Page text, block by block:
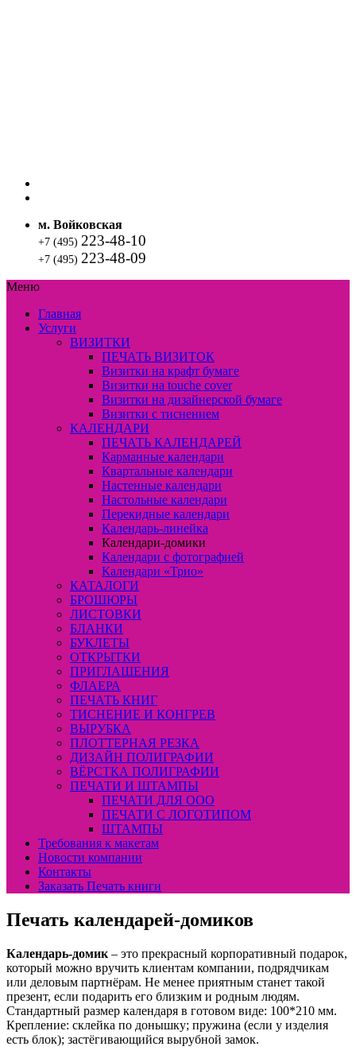
м. Войковская
+7 (495) 223-48-10
+7 (495) 223-48-09
Меню
Главная
Услуги
ВИЗИТКИ
ПЕЧАТЬ ВИЗИТОК
Визитки на крафт бумаге
Визитки на touche cover
Визитки на дизайнерской бумаге
Визитки с тиснением
КАЛЕНДАРИ
ПЕЧАТЬ КАЛЕНДАРЕЙ
Карманные календари
Квартальные календари
Настенные календари
Настольные календари
Перекидные календари
Календарь-линейка
Календари-домики
Календари с фотографией
Календари «Трио»
КАТАЛОГИ
БРОШЮРЫ
ЛИСТОВКИ
БЛАНКИ
БУКЛЕТЫ
ОТКРЫТКИ
ПРИГЛАШЕНИЯ
ФЛАЕРА
ПЕЧАТЬ КНИГ
ТИСНЕНИЕ И КОНГРЕВ
ВЫРУБКА
ПЛОТТЕРНАЯ РЕЗКА
ДИЗАЙН ПОЛИГРАФИИ
ВЁРСТКА ПОЛИГРАФИИ
ПЕЧАТИ И ШТАМПЫ
ПЕЧАТИ ДЛЯ ООО
ПЕЧАТИ С ЛОГОТИПОМ
ШТАМПЫ
Требования к макетам
Новости компании
Контакты
Заказать Печать книги
Печать календарей-домиков
Календарь-домик – это прекрасный корпоративный подарок,
который можно вручить клиентам компании, подрядчикам
или деловым партнёрам. Не менее приятным станет такой
презент, если подарить его близким и родным людям.
Стандартный размер календаря в готовом виде: 100*210 мм.
Крепление: склейка по донышку; пружина (если у изделия
есть блок); застёгивающийся вырубной замок.